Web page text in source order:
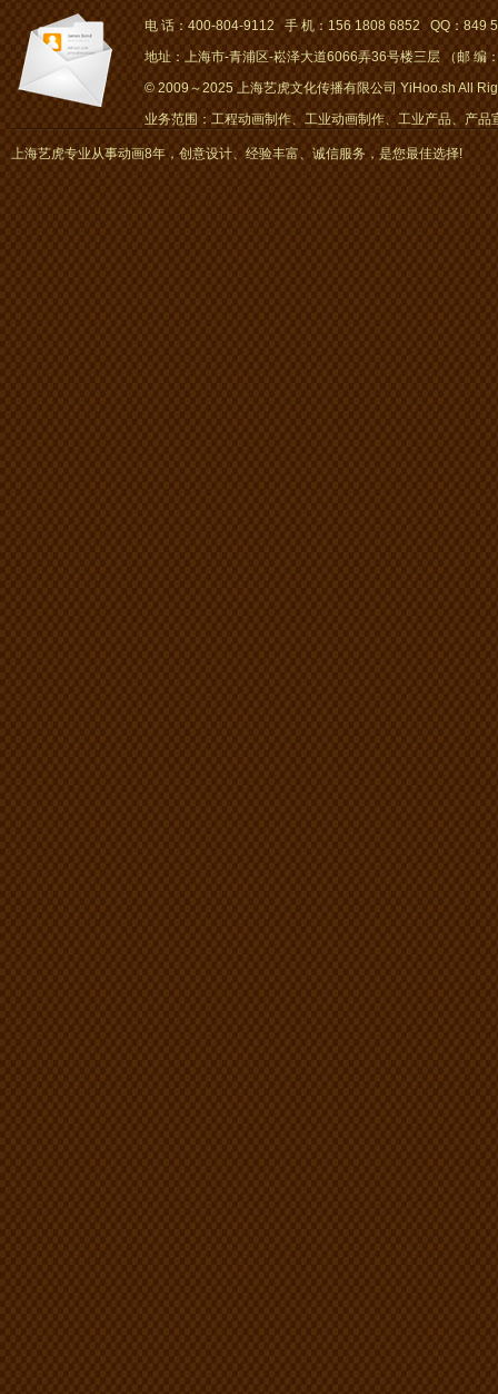
电 话：400-804-9112 手 机：156 1808 6852 QQ：849
地址：上海市-青浦区-崧泽大道6066弄36号楼三层 （邮 编
© 2009～2025 上海艺虎文化传播有限公司 YiHoo.sh All
业务范围：工程动画制作、工业动画制作、工业产品、产
画、mg动画
上海艺虎专业从事动画8年，创意设计、经验丰富、诚信服务，是您最佳选择!